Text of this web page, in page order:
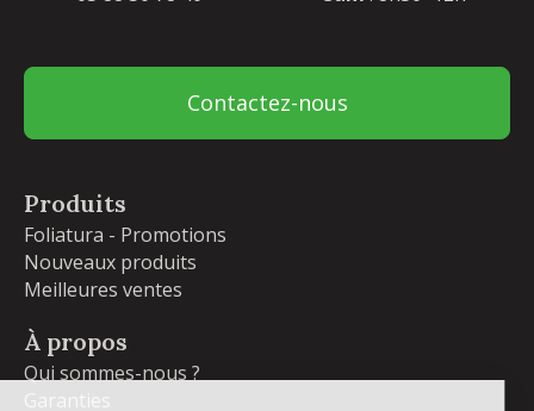
Contactez-nous
Produits
Foliatura - Promotions
Nouveaux produits
Meilleures ventes
À propos
Qui sommes-nous ?